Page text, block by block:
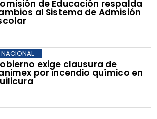
de Educación respalda
al Sistema de Admisión
exige clausura de
por incendio químico en
NACIONAL